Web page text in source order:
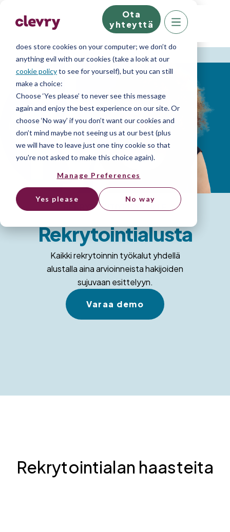
We know right? These cookie pop-ups can really
ruin your visit, so we’ll make this quick. This website
does store cookies on your computer; we don’t do
anything evil with our cookies (take a look at our
cookie policyto see for yourself), but you can still
make a choice:
Choose ‘Yes please’ to never see this message
again and enjoy the best experience on our site. Or
choose ‘No way’ if you don’t want our cookies and
don’t mind maybe not seeing us at our best (plus
we will have to leave just one tiny cookie so that
you're not asked to make this choice again).
Manage Preferences
Yes please No way
Ota
yhteyttä
REKRYTOINTIYRITYKSILLE
Rekrytointialusta
Kaikki rekrytoinnin työkalut yhdellä
alustalla aina arvioinneista hakijoiden
sujuvaan esittelyyn.
Varaa demo
Rekrytointialan haasteita